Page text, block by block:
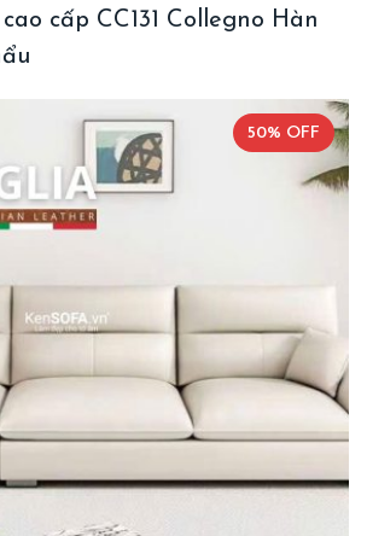
cấp CC131 Collegno Hàn
50% OFF